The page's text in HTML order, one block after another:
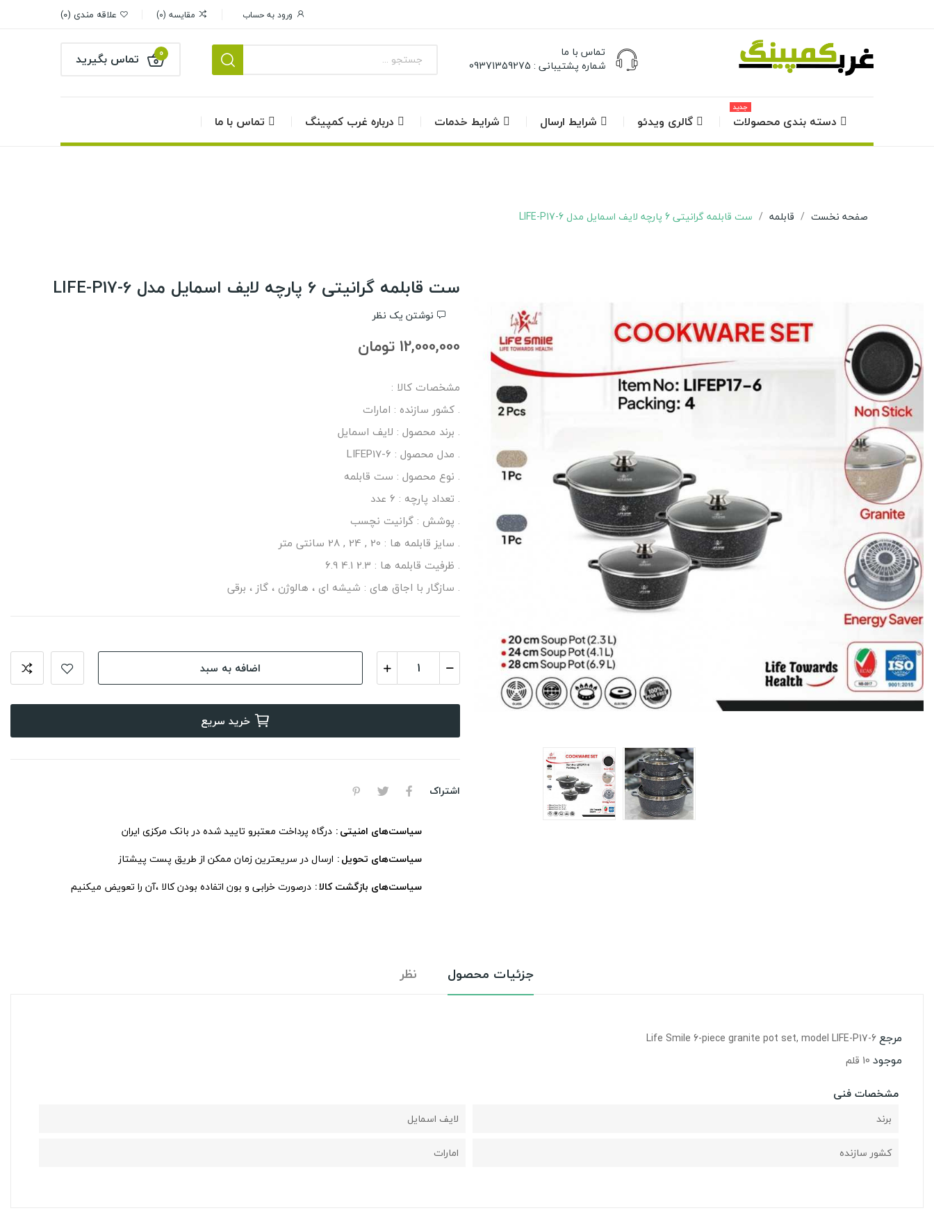
ورود به حساب مقایسه 0 علاقه مندی 0
تماس با ما
شماره پشتیبانی : 09371359275
تماس بگیرید 0
دسته بندی محصولات
جدید
گالری ویدئو شرایط ارسال شرایط خدمات درباره غرب کمپینگ تماس با ما
صفحه نخست قابلمه ست قابلمه گرانیتی 6 پارچه لایف اسمایل مدل LIFE-P17-6
ست قابلمه گرانیتی 6 پارچه لایف اسمایل مدل LIFE-P17-6
نوشتن یک نظر
12,000,000 تومان
مشخصات کالا :
. کشور سازنده : امارات
. برند محصول : لایف اسمایل
. مدل محصول : LIFEP17-6
. نوع محصول : ست قابلمه
. تعداد پارچه : 6 عدد
. پوشش : گرانیت نچسب
. سایز قابلمه ها : 20 , 24 , 28 سانتی متر
. ظرفیت قابلمه ها : 2.3 4.1 6.9
. سازگار با اجاق های : شیشه ای ، هالوژن ، گاز ، برقی
اضافه به سبد
خرید سریع
اشتراک
سیاست‌های امنیتی درگاه پرداخت معتبرو تایید شده در بانک مرکزی ایران
سیاست‌های تحویل ارسال در سریعترین زمان ممکن از طریق پست پیشتاز
سیاست‌های بازگشت کالا درصورت خرابی و بون اتفاده بودن کالا ،آن را تعویض میکنیم
جزئیات محصول نظر
مرجعLife Smile 6-piece granite pot set, model LIFE-P17-6
موجود 10 قلم
مشخصات فنی
برند
لایف اسمایل
کشور سازنده
امارات